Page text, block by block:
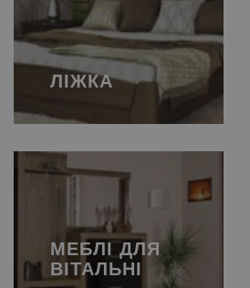
ЛІЖКА
МЕБЛІ ДЛЯ
ВІТАЛЬНІ